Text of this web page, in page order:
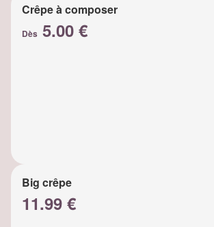
Crêpe à composer
Dès 5.00 €
Big crêpe
11.99 €